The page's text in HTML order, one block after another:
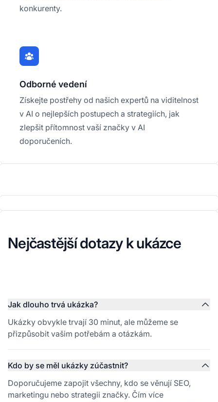
konkurenty.
Odborné vedení
Získejte postřehy od našich expertů na viditelnost
v AI o nejlepších postupech a strategiích, jak
zlepšit přítomnost vaší značky v AI
doporučeních.
Nejčastější dotazy k ukázce
Jak dlouho trvá ukázka?
Ukázky obvykle trvají 30 minut, ale můžeme se
přizpůsobit vašim potřebám a otázkám.
Kdo by se měl ukázky zúčastnit?
Doporučujeme zapojit všechny, kdo se věnují SEO,
marketingu nebo strategii značky. Čím více